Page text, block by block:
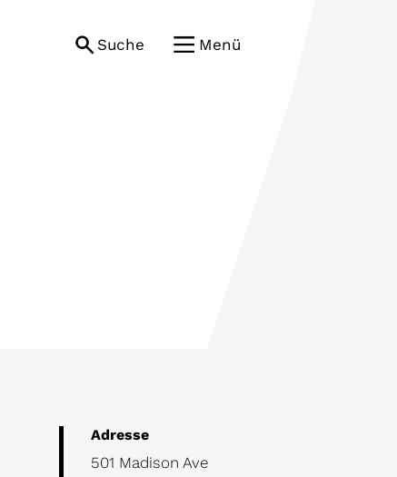
Suche Menü
Details
Adresse
501 Madison Ave